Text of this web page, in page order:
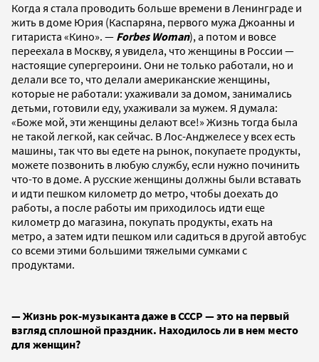
Когда я стала проводить больше времени в Ленинграде и
жить в доме Юрия (Каспаряна, первого мужа Джоанны и
гитариста «Кино». — Forbes Woman), а потом и вовсе
переехала в Москву, я увидела, что женщины в России —
настоящие супергероини. Они не только работали, но и
делали все то, что делали американские женщины,
которые не работали: ухаживали за домом, занимались
детьми, готовили еду, ухаживали за мужем. Я думала:
«Боже мой, эти женщины делают все!» Жизнь тогда была
не такой легкой, как сейчас. В Лос-Анджелесе у всех есть
машины, так что вы едете на рынок, покупаете продукты,
можете позвонить в любую службу, если нужно починить
что-то в доме. А русские женщины должны были вставать
и идти пешком километр до метро, чтобы доехать до
работы, а после работы им приходилось идти еще
километр до магазина, покупать продукты, ехать на
метро, а затем идти пешком или садиться в другой автобус
со всеми этими большими тяжелыми сумками с
продуктами.
— Жизнь рок-музыканта даже в СССР — это на первый
взгляд сплошной праздник. Находилось ли в нем место
для женщин?